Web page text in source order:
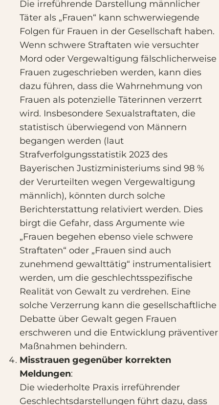
Die irreführende Darstellung männlicher
Täter als „Frauen“ kann schwerwiegende
Folgen für Frauen in der Gesellschaft haben.
Wenn schwere Straftaten wie versuchter
Mord oder Vergewaltigung fälschlicherweise
Frauen zugeschrieben werden, kann dies
dazu führen, dass die Wahrnehmung von
Frauen als potenzielle Täterinnen verzerrt
wird. Insbesondere Sexualstraftaten, die
statistisch überwiegend von Männern
begangen werden (laut
Strafverfolgungsstatistik 2023 des
Bayerischen Justizministeriums sind 98 %
der Verurteilten wegen Vergewaltigung
männlich), könnten durch solche
Berichterstattung relativiert werden. Dies
birgt die Gefahr, dass Argumente wie
„Frauen begehen ebenso viele schwere
Straftaten“ oder „Frauen sind auch
zunehmend gewalttätig“ instrumentalisiert
werden, um die geschlechtsspezifische
Realität von Gewalt zu verdrehen. Eine
solche Verzerrung kann die gesellschaftliche
Debatte über Gewalt gegen Frauen
erschweren und die Entwicklung präventiver
Maßnahmen behindern.
Misstrauen gegenüber korrekten
Meldungen:
Die wiederholte Praxis irreführender
Geschlechtsdarstellungen führt dazu, dass